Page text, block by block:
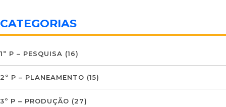
CATEGORIAS
1º P – PESQUISA (16)
2º P – PLANEAMENTO (15)
3º P – PRODUÇÃO (27)